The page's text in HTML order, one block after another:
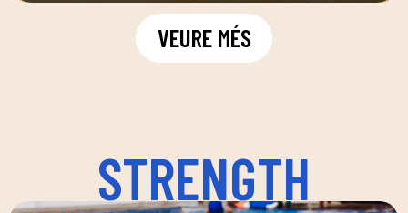
VEURE MÉS
STRENGTH